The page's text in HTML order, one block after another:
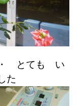
・ とても い
た